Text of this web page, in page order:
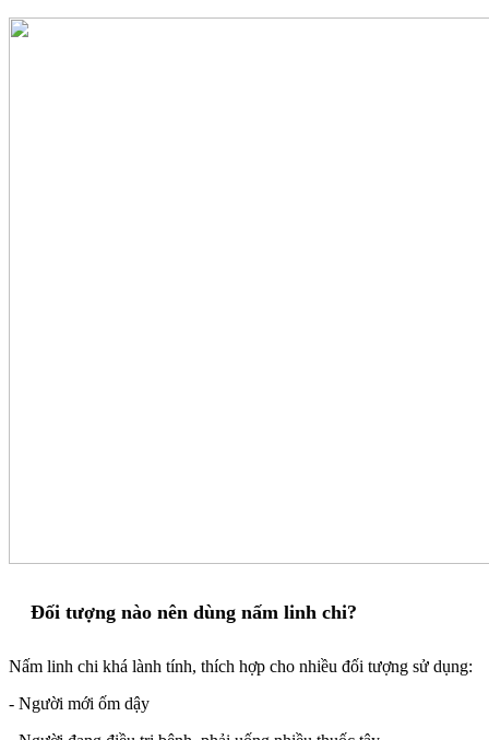
Đối tượng nào nên dùng nấm linh chi?
Nấm linh chi khá lành tính, thích hợp cho nhiều đối tượng sử dụng:
- Người mới ốm dậy